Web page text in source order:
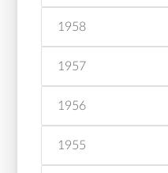
1958
1957
1956
1955